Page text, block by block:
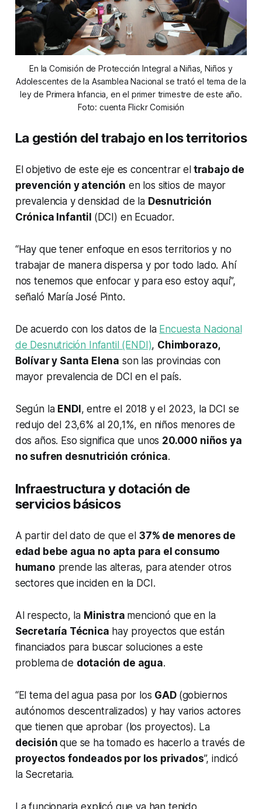
En la Comisión de Protección Integral a Niñas, Niños y
Adolescentes de la Asamblea Nacional se trató el tema de la
ley de Primera Infancia, en el primer trimestre de este año.
Foto: cuenta Flickr Comisión
La gestión del trabajo en los territorios
El objetivo de este eje es concentrar eltrabajo de
prevención y atención en los sitios de mayor
prevalencia y densidad de la Desnutrición
Crónica Infantil (DCI) en Ecuador.
“Hay que tener enfoque en esos territorios y no
trabajar de manera dispersa y por todo lado. Ahí
nos tenemos que enfocar y para eso estoy aquí”,
señaló María José Pinto.
De acuerdo con los datos de la Encuesta Nacional
de Desnutrición Infantil (ENDI), Chimborazo,
Bolívar y Santa Elena son las provincias con
mayor prevalencia de DCI en el país.
Según la ENDI, entre el 2018 y el 2023, la DCI se
redujo del 23,6% al 20,1%, en niños menores de
dos años. Eso significa que unos 20.000 niños ya
no sufren desnutrición crónica.
Infraestructura y dotación de
servicios básicos
A partir del dato de que el 37% de menores de
edad bebe agua no apta para el consumo
humano prende las alteras, para atender otros
sectores que inciden en la DCI.
Al respecto, la Ministra mencionó que en la
Secretaría Técnica hay proyectos que están
financiados para buscar soluciones a este
problema de dotación de agua.
“El tema del agua pasa por los GAD (gobiernos
autónomos descentralizados) y hay varios actores
que tienen que aprobar (los proyectos). La
decisiónque se ha tomado es hacerlo a través de
proyectos fondeados por los privados”, indicó
la Secretaria.
La funcionaria explicó que ya han tenido